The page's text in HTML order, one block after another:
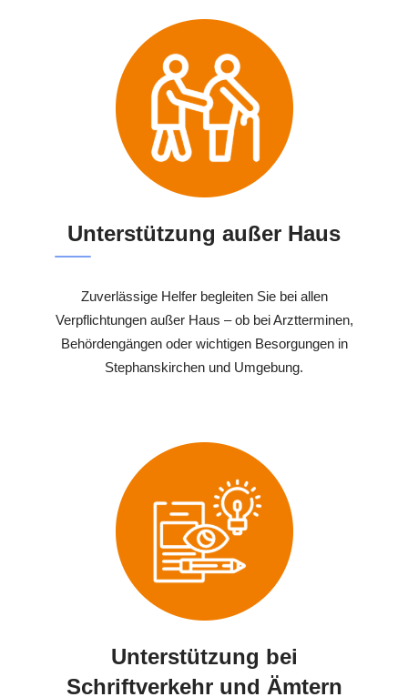
Unterstützung außer Haus
Zuverlässige Helfer begleiten Sie bei allen
Verpflichtungen außer Haus – ob bei Arztterminen,
Behördengängen oder wichtigen Besorgungen in
Stephanskirchen und Umgebung.
Unterstützung bei
Schriftverkehr und Ämtern